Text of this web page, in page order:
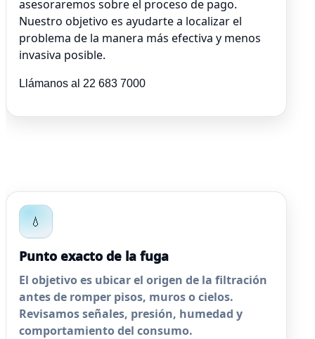
asesoraremos sobre el proceso de pago.
Nuestro objetivo es ayudarte a localizar el
problema de la manera más efectiva y menos
invasiva posible.
Llámanos al 22 683 7000
💧
Punto exacto de la fuga
El objetivo es ubicar el origen de la filtración
antes de romper pisos, muros o cielos.
Revisamos señales, presión, humedad y
comportamiento del consumo.